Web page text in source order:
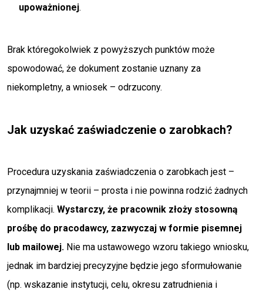
upoważnionej.
Brak któregokolwiek z powyższych punktów może
spowodować, że dokument zostanie uznany za
niekompletny, a wniosek – odrzucony.
Jak uzyskać zaświadczenie o zarobkach?
Procedura uzyskania zaświadczenia o zarobkach jest –
przynajmniej w teorii – prosta i nie powinna rodzić żadnych
komplikacji. Wystarczy, że pracownik złoży stosowną
prośbę do pracodawcy, zazwyczaj w formie pisemnej
lub mailowej. Nie ma ustawowego wzoru takiego wniosku,
jednak im bardziej precyzyjne będzie jego sformułowanie
(np. wskazanie instytucji, celu, okresu zatrudnienia i